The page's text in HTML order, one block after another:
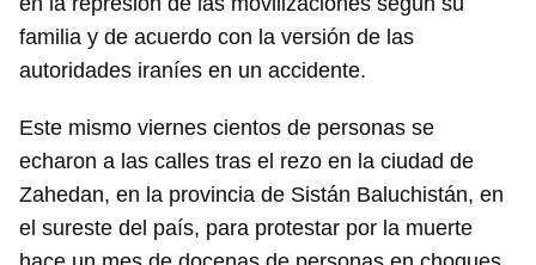
Para poder guardar como favorito, primero has de
iniciar sesión con tu cuenta de 14ymedio.
familia y de acuerdo con la versión de las
autoridades iraníes en un accidente.
Este mismo viernes cientos de personas se
echaron a las calles tras el rezo en la ciudad de
Zahedan, en la provincia de Sistán Baluchistán, en
el sureste del país, para protestar por la muerte